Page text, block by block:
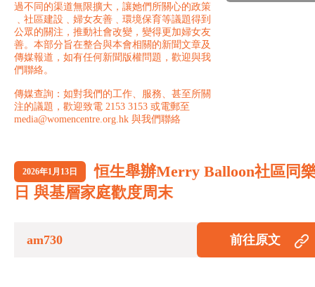
過不同的渠道無限擴大，讓她們所關心的政策
﹑社區建設﹑婦女友善﹑環境保育等議題得到
公眾的關注，推動社會改變，變得更加婦女友
善。本部分旨在整合與本會相關的新聞文章及
傳媒報道，如有任何新聞版權問題，歡迎與我
們聯絡。
傳媒查詢：如對我們的工作、服務、甚至所關
注的議題，歡迎致電 2153 3153 或電郵至
media@womencentre.org.hk 與我們聯絡
2026年1月13日
恒生舉辦Merry Balloon社區同
日 與基層家庭歡度周末
am730 前往原文